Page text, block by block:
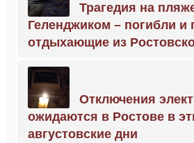
Трагедия на
Геленджиком – погибли и
отдыхающие из
Отключения
ожидаются в Ростове в
августовские дни